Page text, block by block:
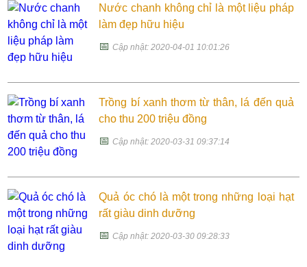
Nước chanh không chỉ là một liệu pháp
làm đẹp hữu hiệu
📅Cập nhật: 2020-04-01 10:01:26
Trồng bí xanh thơm từ thân, lá đến quả
cho thu 200 triệu đồng
📅Cập nhật: 2020-03-31 09:37:14
Quả óc chó là một trong những loại hạt
rất giàu dinh dưỡng
📅Cập nhật: 2020-03-30 09:28:33